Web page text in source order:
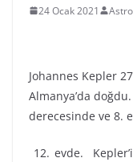
24 Ocak 2021
Johannes Kepler
Almanya’da
derecesinde ve 8.
12. evde.